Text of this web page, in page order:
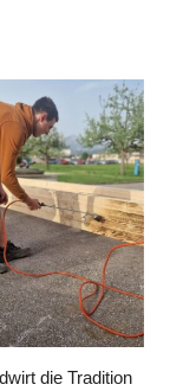
die Tradition